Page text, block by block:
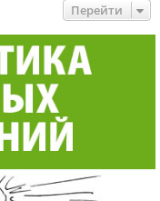
Перейти